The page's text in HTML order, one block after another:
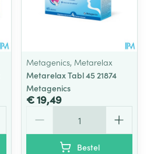
Metagenics, Metarelax
Metarelax Tabl 45 21874
Metagenics
€ 19,49
Bestel